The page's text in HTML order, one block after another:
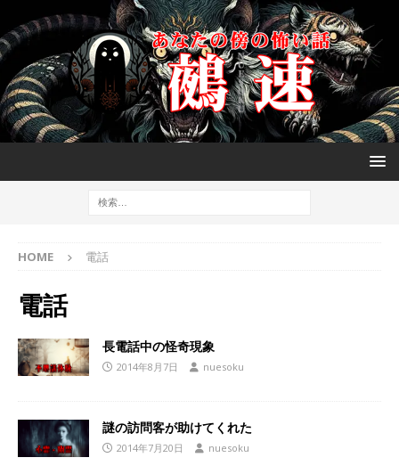
HOME 電話
電話
長電話中の怪奇現象
2014年8月7日 nuesoku
謎の訪問客が助けてくれた
2014年7月20日 nuesoku